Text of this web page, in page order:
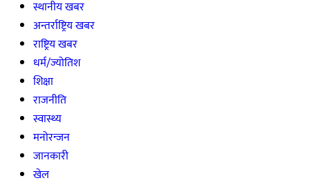
स्थानीय खबर
अन्तर्राष्ट्रिय खबर
राष्ट्रिय खबर
धर्म/ज्योतिश
शिक्षा
राजनीति
स्वास्थ्य
मनोरन्जन
जानकारी
खेल